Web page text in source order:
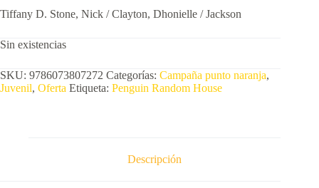
original
$319.00.
actual
$149.00.
Tiffany D. Stone, Nick / Clayton, Dhonielle / Jackson
Sin existencias
SKU: 9786073807272 Categorías: Campaña punto naranja,
Juvenil, Oferta Etiqueta: Penguin Random House
Descripción